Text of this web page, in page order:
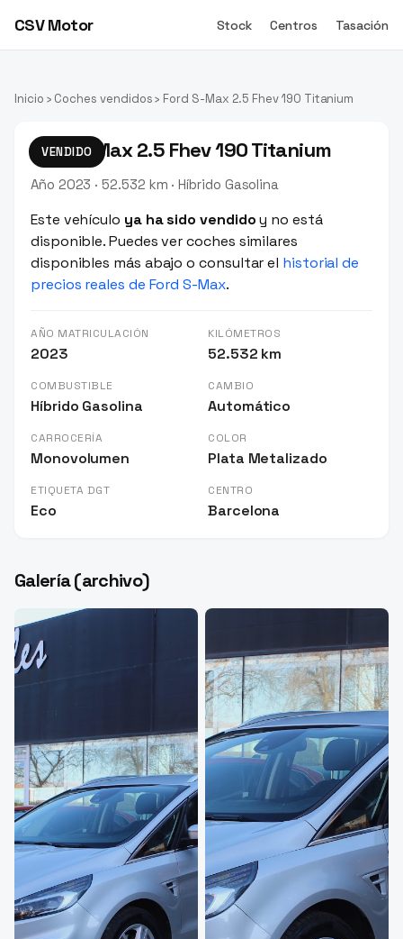
CSV Motor Stock Centros Tasación
Inicio › Coches vendidos› Ford S-Max 2.5 Fhev 190 Titanium
VENDIDO
Ford S-Max 2.5 Fhev 190 Titanium
Año 2023 · 52.532 km · Híbrido Gasolina
Este vehículo ya ha sido vendidoy no está
disponible. Puedes ver coches similares
disponibles más abajo o consultar el historial de
precios reales de Ford S-Max.
AÑO MATRICULACIÓN
2023
KILÓMETROS
52.532 km
COMBUSTIBLE
Híbrido Gasolina
CAMBIO
Automático
CARROCERÍA
Monovolumen
COLOR
Plata Metalizado
ETIQUETA DGT
Eco
CENTRO
Barcelona
Galería (archivo)